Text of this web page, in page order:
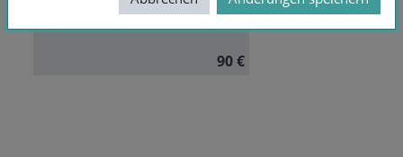
German
90 €